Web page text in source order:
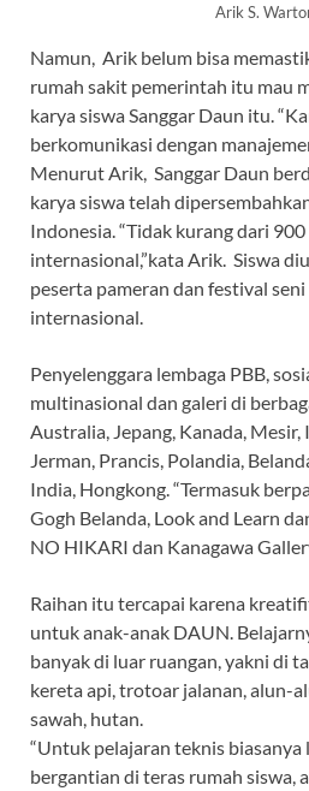
Arik S.
Namun, Arik belum bisa
rumah sakit pemerintah itu mau
karya siswa Sanggar Daun itu.
berkomunikasi dengan
Menurut Arik, Sanggar Daun
karya siswa telah
Indonesia. “Tidak kurang dari
internasional,”kata Arik. Siswa
peserta pameran dan festival
internasional.
Penyelenggara lembaga PBB,
multinasional dan galeri di
Australia, Jepang, Kanada, Mesir,
Jerman, Prancis, Polandia,
India, Hongkong. “Termasuk
Gogh Belanda, Look and Learn
NO HIKARI dan Kanagawa
Raihan itu tercapai karena
untuk anak-anak DAUN.
banyak di luar ruangan, yakni di
kereta api, trotoar jalanan, alun-
sawah, hutan.
“Untuk pelajaran teknis biasanya
bergantian di teras rumah siswa,